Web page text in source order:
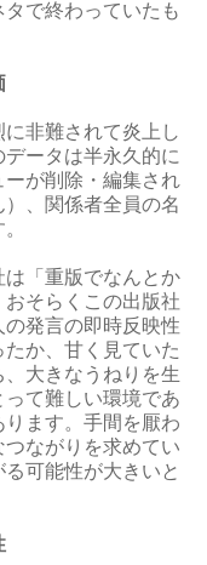
で終わっていたも
非難されて炎上し
ータは半永久的に
が削除・編集され
、関係者全員の名
は「重版でなんとか
そらくこの出版社
発言の即時反映性
か、甘く見ていた
大きなうねりを生
て難しい環境であ
ます。手間を厭わ
ながりを求めてい
可能性が大きいと